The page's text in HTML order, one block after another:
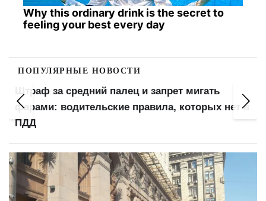
Why this ordinary drink is the secret to
feeling your best every day
ПОПУЛЯРНЫЕ НОВОСТИ
Штраф за средний палец и запрет мигать
фарами: водительские правила, которых нет в
ПДД